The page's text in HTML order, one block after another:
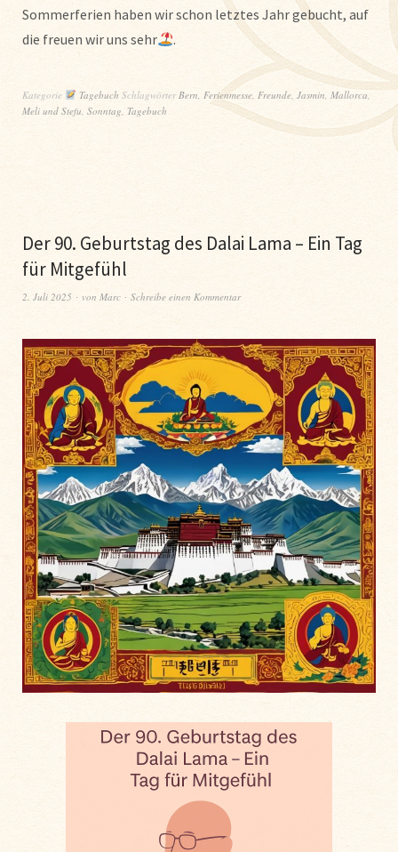
Sommerferien haben wir schon letztes Jahr gebucht, auf
die freuen wir uns sehr
.
Kategorie Tagebuch Schlagwörter Bern Ferienmesse, Freunde, Jasmin Mallorca
Meli und Stefu Sonntag Tagebuch
Der 90. Geburtstag des Dalai Lama – Ein Tag
für Mitgefühl
2. Juli 2025 von Marc Schreibe einen Kommentar